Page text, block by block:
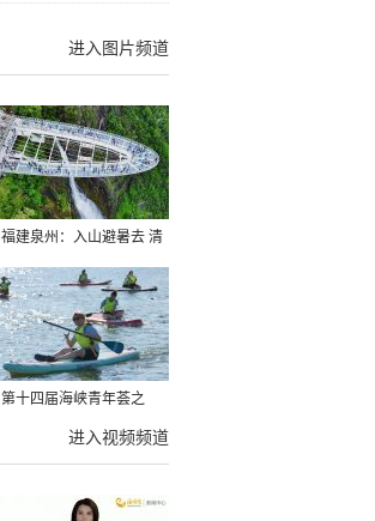
进入图片频道
福建泉州：入山避暑去 清
凉好惬意
第十四届海峡青年荟之
2026榕台青年大学生水上
进入视频频道